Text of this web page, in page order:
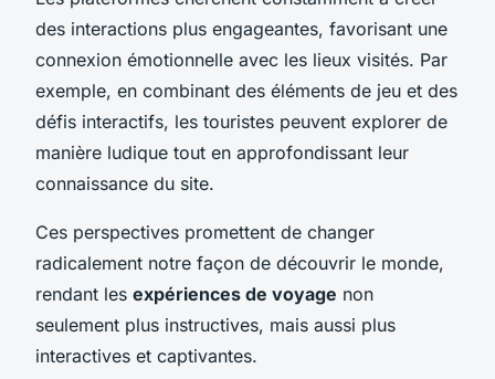
des interactions plus engageantes, favorisant une
connexion émotionnelle avec les lieux visités. Par
exemple, en combinant des éléments de jeu et des
défis interactifs, les touristes peuvent explorer de
manière ludique tout en approfondissant leur
connaissance du site.
Ces perspectives promettent de changer
radicalement notre façon de découvrir le monde,
rendant les expériences de voyage non
seulement plus instructives, mais aussi plus
interactives et captivantes.